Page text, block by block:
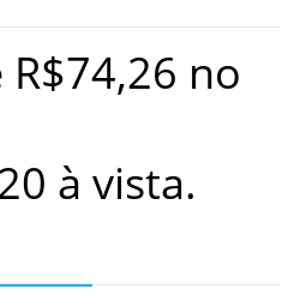
R$74,26 no
à vista.